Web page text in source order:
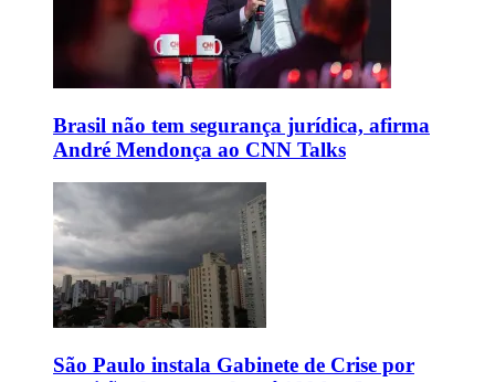
Brasil não tem segurança jurídica, afirma
André Mendonça ao CNN Talks
São Paulo instala Gabinete de Crise por